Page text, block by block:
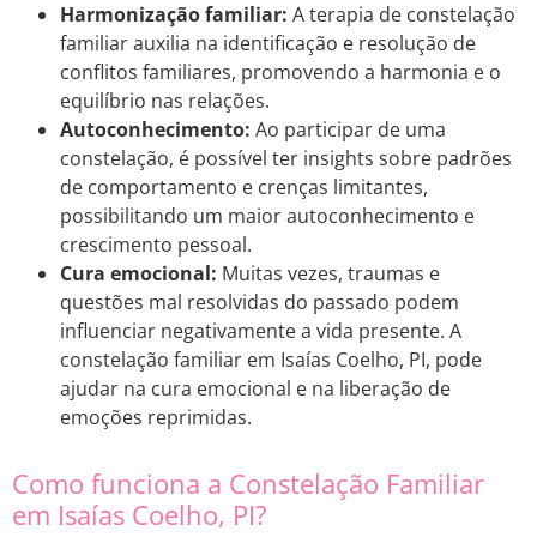
Harmonização familiar: A terapia de constelação
familiar auxilia na identificação e resolução de
conflitos familiares, promovendo a harmonia e o
equilíbrio nas relações.
Autoconhecimento: Ao participar de uma
constelação, é possível ter insights sobre padrões
de comportamento e crenças limitantes,
possibilitando um maior autoconhecimento e
crescimento pessoal.
Cura emocional: Muitas vezes, traumas e
questões mal resolvidas do passado podem
influenciar negativamente a vida presente. A
constelação familiar em Isaías Coelho, PI, pode
ajudar na cura emocional e na liberação de
emoções reprimidas.
Como funciona a Constelação Familiar
em Isaías Coelho, PI?